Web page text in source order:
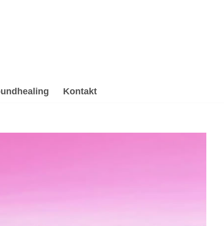
Kontakt
& Reiki, Psychotherapie Alternative. ➡️ 💓️
✓Soundhealing & Reiki oder ✓Psychotherapie